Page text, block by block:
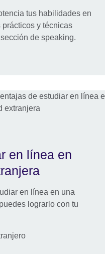
tus habilidades en
y técnicas
de speaking.
en línea en
en línea en una
lograrlo con tu